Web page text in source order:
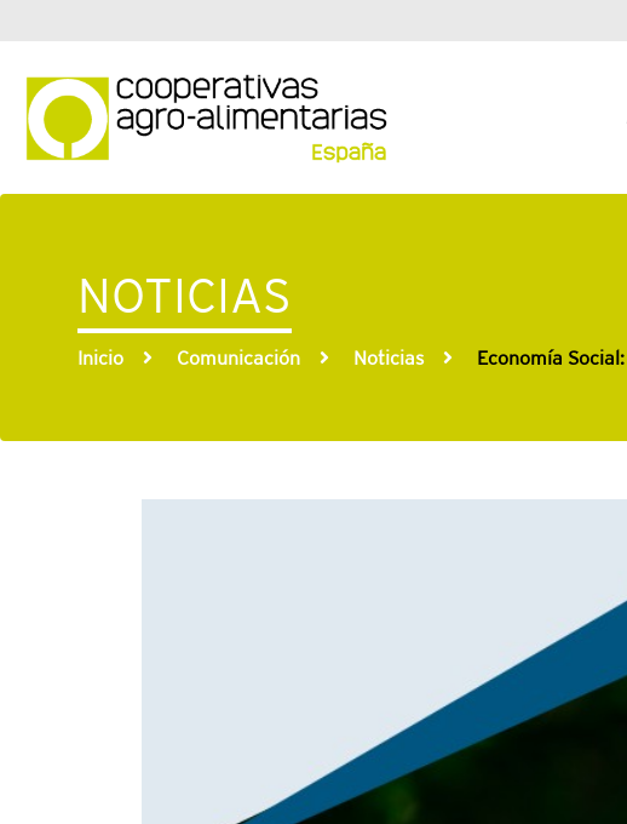
NOTICIAS
Inicio Comunicación Noticias Economía